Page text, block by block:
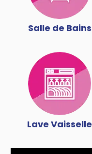
Salle de Bains
Lave Vaisselle